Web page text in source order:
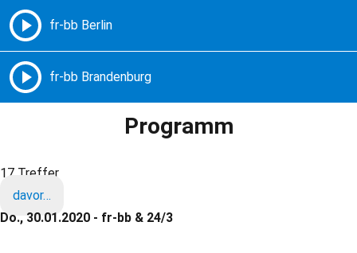
Freie Radios – Berlin Brandenburg
Programm
17 Treffer
davor…
Do., 30.01.2020 - fr-bb & 24/3